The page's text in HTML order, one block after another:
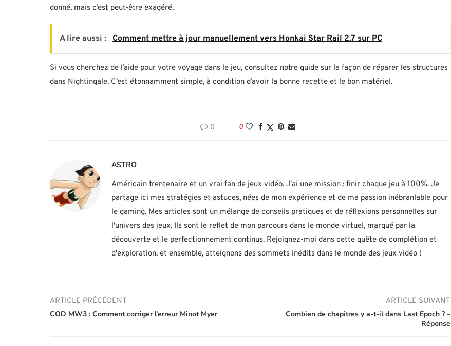
donné, mais c’est peut-être exagéré.
A lire aussi : Comment mettre à jour manuellement vers Honkai Star Rail 2.7 sur PC
Si vous cherchez de l’aide pour votre voyage dans le jeu, consultez notre guide sur la façon de réparer les structures
dans Nightingale. C’est étonnamment simple, à condition d’avoir la bonne recette et le bon matériel.
0 0
ASTRO
Américain trentenaire et un vrai fan de jeux vidéo. J'ai une mission : finir chaque jeu à 100%. Je
partage ici mes stratégies et astuces, nées de mon expérience et de ma passion inébranlable pour
le gaming. Mes articles sont un mélange de conseils pratiques et de réflexions personnelles sur
l'univers des jeux. Ils sont le reflet de mon parcours dans le monde virtuel, marqué par la
découverte et le perfectionnement continus. Rejoignez-moi dans cette quête de complétion et
d'exploration, et ensemble, atteignons des sommets inédits dans le monde des jeux vidéo !
ARTICLE PRÉCÉDENT
COD MW3 : Comment corriger l’erreur Minot Myer
ARTICLE SUIVANT
Combien de chapitres y a-t-il dans Last Epoch ? –
Réponse